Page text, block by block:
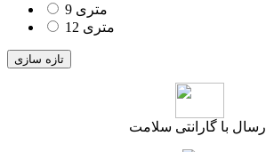
9 متری
12 متری
ارسال با گارانتی سلامت